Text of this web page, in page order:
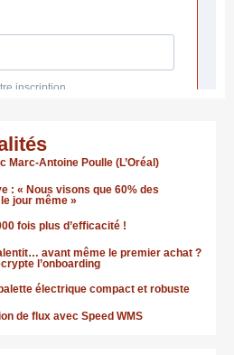
Marc-Antoine Poulle (L’Oréal)
: « Nous visons que 60% des
jour même »
fois plus d’efficacité !
avant même le premier achat ?
l’onboarding
électrique compact et robuste
de flux avec Speed WMS